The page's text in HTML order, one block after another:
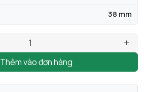
38 mm
Thêm vào đơn hàng